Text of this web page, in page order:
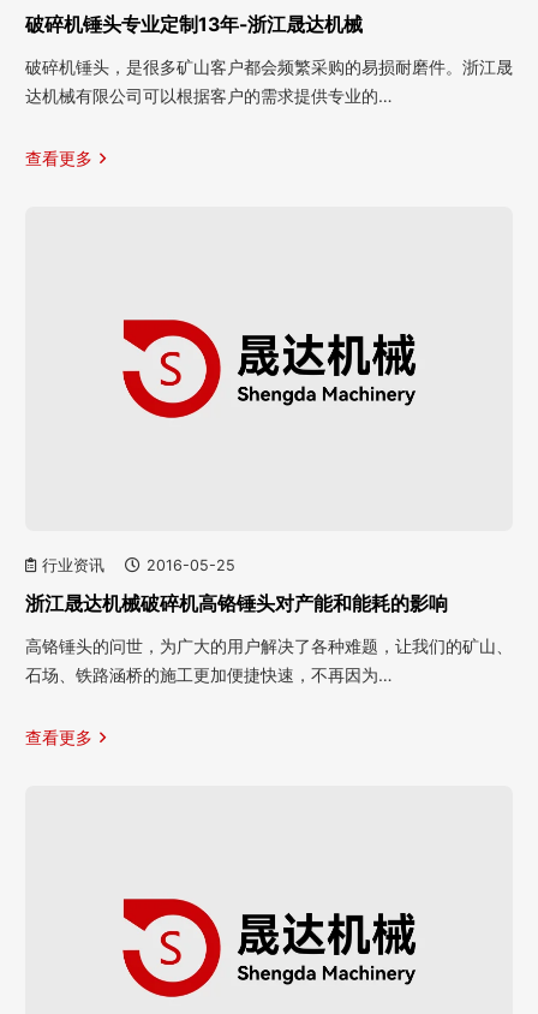
破碎机锤头专业定制13年-浙江晟达机械
破碎机锤头，是很多矿山客户都会频繁采购的易损耐磨件。浙江晟
达机械有限公司可以根据客户的需求提供专业的…
查看更多
行业资讯 2016-05-25
浙江晟达机械破碎机高铬锤头对产能和能耗的影响
高铬锤头的问世，为广大的用户解决了各种难题，让我们的矿山、
石场、铁路涵桥的施工更加便捷快速，不再因为…
查看更多